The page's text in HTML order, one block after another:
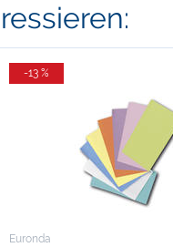
-13 %
Euronda